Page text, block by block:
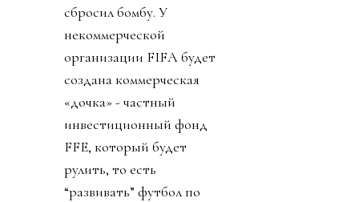
сбросил бомбу. У
некоммерческой
организации FIFA будет
создана коммерческая
«дочка» - частный
инвестиционный фонд
FFE, который будет
рулить, то есть
“развивать” футбол по